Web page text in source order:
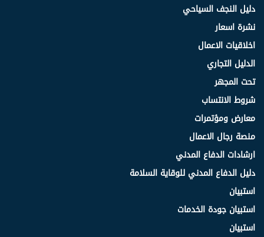
دليل النجف السياحي
نشرة اسعار
اخلاقيات الاعمال
الدليل التجاري
تحت المجهر
شروط الانتساب
معارض ومؤتمرات
منصة رجال الاعمال
ارشادات الدفاع المدني
دليل الدفاع المدني للوقاية السلامة
استبيان
استبيان جودة الخدمات
استبيان